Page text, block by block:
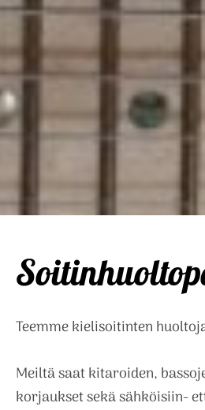
Teemme kielisoitinten
Meiltä saat kitaroiden,
korjaukset sekä sähköisiin-